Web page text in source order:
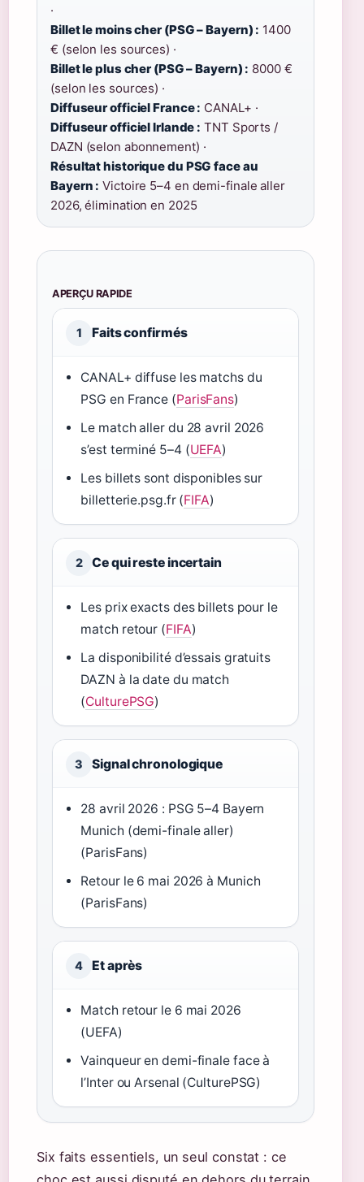
·
Billet le moins cher (PSG – Bayern) : 1400
€ (selon les sources) ·
Billet le plus cher (PSG – Bayern) : 8000 €
(selon les sources) ·
Diffuseur officiel France : CANAL+ ·
Diffuseur officiel Irlande : TNT Sports /
DAZN (selon abonnement) ·
Résultat historique du PSG face au
Bayern : Victoire 5–4 en demi-finale aller
2026, élimination en 2025
APERÇU RAPIDE
1 Faits confirmés
CANAL+ diffuse les matchs du
PSG en France (ParisFans)
Le match aller du 28 avril 2026
s’est terminé 5–4 (UEFA)
Les billets sont disponibles sur
billetterie.psg.fr (FIFA)
2 Ce qui reste incertain
Les prix exacts des billets pour le
match retour (FIFA)
La disponibilité d’essais gratuits
DAZN à la date du match
(CulturePSG)
3 Signal chronologique
28 avril 2026 : PSG 5–4 Bayern
Munich (demi-finale aller)
(ParisFans)
Retour le 6 mai 2026 à Munich
(ParisFans)
4 Et après
Match retour le 6 mai 2026
(UEFA)
Vainqueur en demi-finale face à
l’Inter ou Arsenal (CulturePSG)
Six faits essentiels, un seul constat : ce